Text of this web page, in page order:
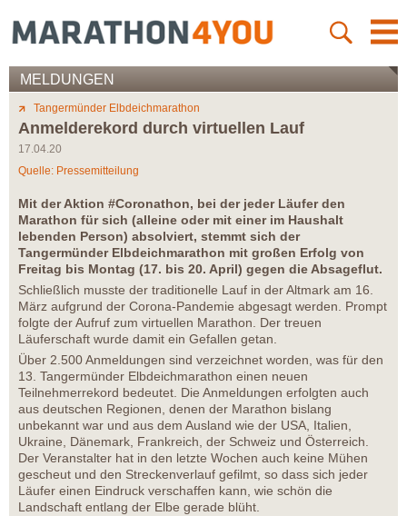
MELDUNGEN
Tangermünder Elbdeichmarathon
Anmelderekord durch virtuellen Lauf
17.04.20
Quelle: Pressemitteilung
Mit der Aktion #Coronathon, bei der jeder Läufer den
Marathon für sich (alleine oder mit einer im Haushalt
lebenden Person) absolviert, stemmt sich der
Tangermünder Elbdeichmarathon mit großen Erfolg von
Freitag bis Montag (17. bis 20. April) gegen die Absageflut.
Schließlich musste der traditionelle Lauf in der Altmark am 16.
März aufgrund der Corona-Pandemie abgesagt werden. Prompt
folgte der Aufruf zum virtuellen Marathon. Der treuen
Läuferschaft wurde damit ein Gefallen getan.
Über 2.500 Anmeldungen sind verzeichnet worden, was für den
13. Tangermünder Elbdeichmarathon einen neuen
Teilnehmerrekord bedeutet. Die Anmeldungen erfolgten auch
aus deutschen Regionen, denen der Marathon bislang
unbekannt war und aus dem Ausland wie der USA, Italien,
Ukraine, Dänemark, Frankreich, der Schweiz und Österreich.
Der Veranstalter hat in den letzte Wochen auch keine Mühen
gescheut und den Streckenverlauf gefilmt, so dass sich jeder
Läufer einen Eindruck verschaffen kann, wie schön die
Landschaft entlang der Elbe gerade blüht.